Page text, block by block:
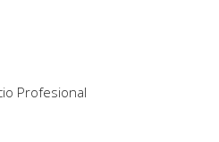
Profesional